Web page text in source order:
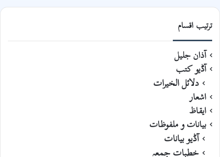
ترتیب اقسام
آذان جلیل
آڈیو کتب
دلائل الخیرات
اشعار
ایقاظ
بیانات و ملفوظات
آڈیو بیانات
خطبات جمعہ